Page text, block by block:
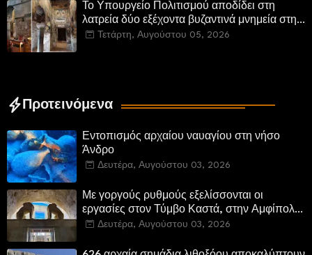
Το Υπουργείο Πολιτισμού αποδίδει στη
λατρεία δύο εξέχοντα βυζαντινά μνημεία στην
Καστοριά και έπεται το αποκαταστημένο
Τετάρτη, Αυγούστου 05, 2026
Προτεινόμενα
Εντοπισμός αρχαίου ναυαγίου στη νήσο
Άνδρο
Δευτέρα, Αυγούστου 03, 2026
Με γοργούς ρυθμούς εξελίσσονται οι
εργασίες στον Τύμβο Καστά, στην Αμφίπολη.
Αποδίδονται μνημεία της πόλης
Δευτέρα, Αυγούστου 03, 2026